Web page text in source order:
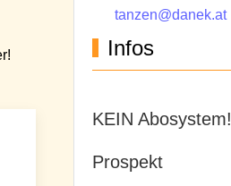
tanzen@danek.at
Infos
KEIN Abosystem!
Prospekt